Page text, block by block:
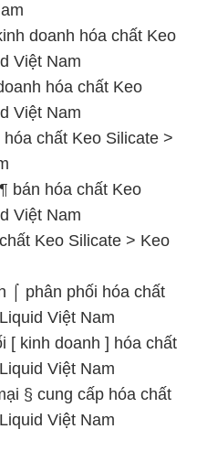
doanh hóa chất Keo
Việt Nam
hóa chất Keo
Việt Nam
chất Keo Silicate >
bán hóa chất Keo
Việt Nam
Keo Silicate > Keo
⌠ phân phối hóa chất
Việt Nam
[ kinh doanh ] hóa chất
Việt Nam
§ cung cấp hóa chất
Việt Nam